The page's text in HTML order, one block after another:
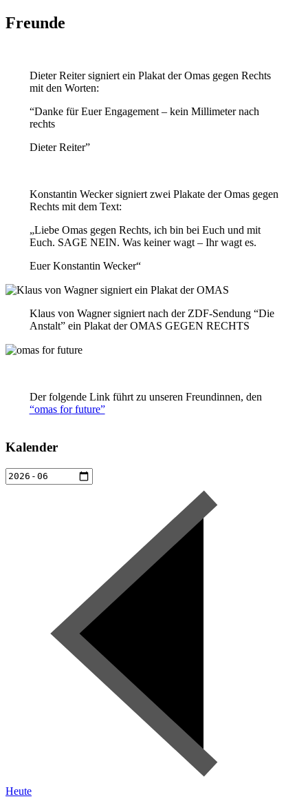
Freunde
Dieter Reiter signiert ein Plakat der Omas gegen Rechts
mit den Worten:
“Danke für Euer Engagement – kein Millimeter nach
rechts
Dieter Reiter”
Konstantin Wecker signiert zwei Plakate der Omas gegen
Rechts mit dem Text:
„Liebe Omas gegen Rechts, ich bin bei Euch und mit
Euch. SAGE NEIN. Was keiner wagt – Ihr wagt es.
Euer Konstantin Wecker“
Klaus von Wagner signiert nach der ZDF-Sendung “Die
Anstalt” ein Plakat der OMAS GEGEN RECHTS
Der folgende Link führt zu unseren Freundinnen, den
“omas forfuture”
Kalender
Heute